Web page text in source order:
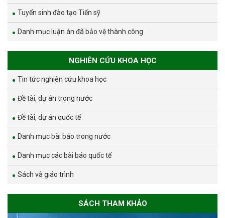
Tuyển sinh đào tạo Tiến sỹ
Danh mục luận án đã bảo vệ thành công
NGHIÊN CỨU KHOA HỌC
Tin tức nghiên cứu khoa học
Đề tài, dự án trong nước
Đề tài, dự án quốc tế
Danh mục bài báo trong nước
Danh mục các bài báo quốc tế
Sách và giáo trình
SÁCH THAM KHẢO